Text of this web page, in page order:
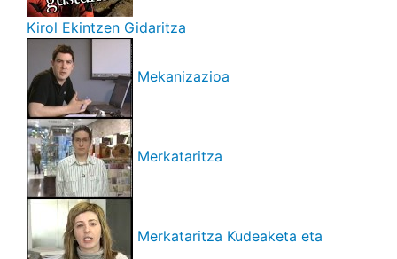
Kirol Ekintzen Gidaritza
Mekanizazioa
Merkataritza
Merkataritza Kudeaketa eta